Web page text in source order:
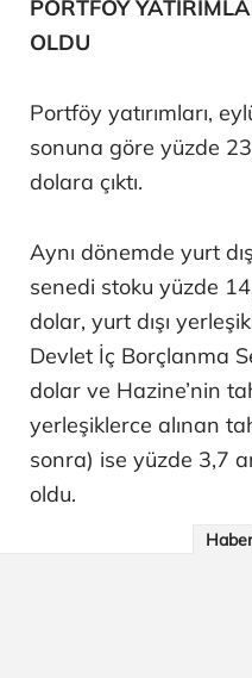
PORTFÖY
OLDU
Portföy yatırımları,
sonuna göre yüzde
dolara çıktı.
Aynı dönemde yurt
senedi stoku yüzde
dolar, yurt dışı
Devlet İç Borçlanma
dolar ve Hazine’nin
yerleşiklerce alınan
sonra) ise yüzde 3,7
oldu.